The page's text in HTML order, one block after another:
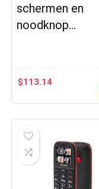
schermen en
noodknop…
$113.14